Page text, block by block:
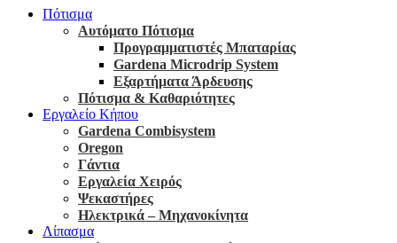
Πότισμα
Αυτόματο Πότισμα
Προγραμματιστές Μπαταρίας
Gardena Microdrip System
Εξαρτήματα Άρδευσης
Πότισμα & Καθαριότητες
Εργαλείο Κήπου
Gardena Combisystem
Oregon
Γάντια
Εργαλεία Χειρός
Ψεκαστήρες
Ηλεκτρικά – Μηχανοκίνητα
Λίπασμα